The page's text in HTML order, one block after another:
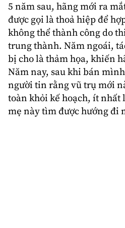
5 năm sau, hãng mới ra
được gọi là thoả hiệp để
không thể thành công do
trung thành. Năm ngoái,
bị cho là thảm họa, khiến
Năm nay, sau khi bán
người tin rằng vũ trụ mới
toàn khỏi kế hoạch, ít nhất
mẹ này tìm được hướng đi